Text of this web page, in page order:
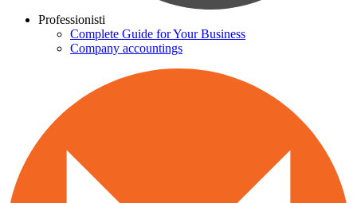
Professionisti
Complete Guide for Your Business
Company accountings